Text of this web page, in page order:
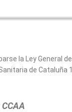
la Ley General
de Cataluña